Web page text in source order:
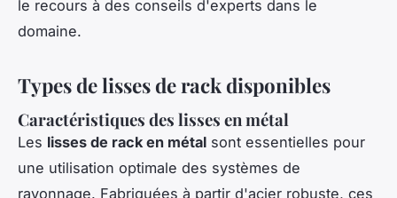
le recours à des conseils d'experts dans le
domaine.
Types de lisses de rack disponibles
Caractéristiques des lisses en métal
Les lisses de rack en métal sont essentielles pour
une utilisation optimale des systèmes de
rayonnage. Fabriquées à partir d'acier robuste, ces